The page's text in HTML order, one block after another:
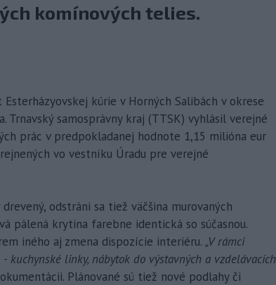
komínových telies.
Esterházyovskej kúrie v Horných Salibách v okrese
Trnavský samosprávny kraj (TTSK) vyhlásil verejné
prác v predpokladanej hodnote 1,15 milióna eur
vo vestníku Úradu pre verejné
odstráni sa tiež väčšina murovaných
pálená krytina farebne identická so súčasnou.
iného aj zmena dispozície interiéru. „V rámci
kuchynské linky, nábytok do výstavných a vzdelávacích
Plánované sú tiež nové podlahy či